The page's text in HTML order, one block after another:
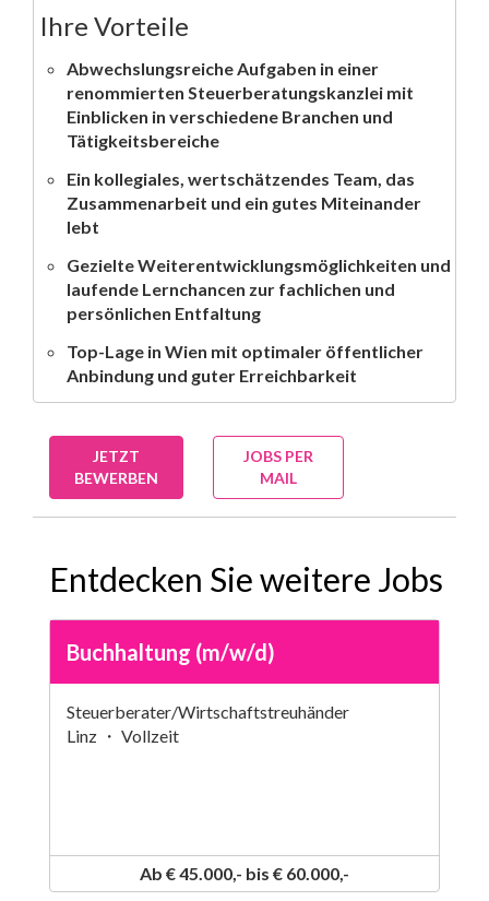
Ihre Vorteile
Abwechslungsreiche Aufgaben in einer
renommierten Steuerberatungskanzlei mit
Einblicken in verschiedene Branchen und
Tätigkeitsbereiche
Ein kollegiales, wertschätzendes Team, das
Zusammenarbeit und ein gutes Miteinander
lebt
Gezielte Weiterentwicklungsmöglichkeiten und
laufende Lernchancen zur fachlichen und
persönlichen Entfaltung
Top-Lage in Wien mit optimaler öffentlicher
Anbindung und guter Erreichbarkeit
JETZT
BEWERBEN
JOBS PER
MAIL
Entdecken Sie weitere Jobs
Buchhaltung (m/w/d)
Steuerberater/Wirtschaftstreuhänder
Linz ・ Vollzeit
Ab € 45.000,- bis € 60.000,-